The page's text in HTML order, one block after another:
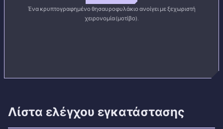
Ένα κρυπτογραφημένο θησαυροφυλάκιο ανοίγει με ξεχωριστή
χειρονομία (μοτίβο).
Λίστα ελέγχου εγκατάστασης